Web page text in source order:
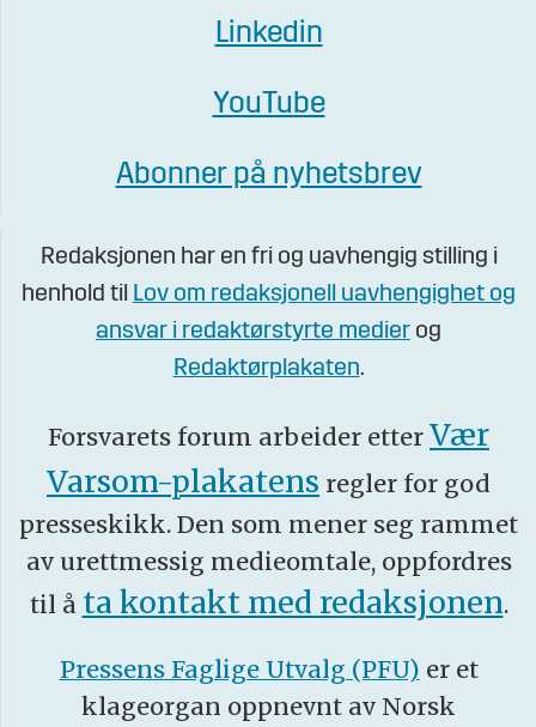
Linkedin
YouTube
Abonner på nyhetsbrev
Redaksjonen har en fri og uavhengig stilling i
henhold til Lov om redaksjonell uavhengighet og
ansvar i redaktørstyrte medier og
Redaktørplakaten.
Forsvarets forum arbeider etter Vær
Varsom-plakatens regler for god
presseskikk. Den som mener seg rammet
av urettmessig medieomtale, oppfordres
til å ta kontakt med redaksjonen.
Pressens Faglige Utvalg (PFU) er et
klageorgan oppnevnt av Norsk